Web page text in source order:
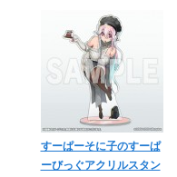
すーぱーそに子のすーぱ
ーびっぐアクリルスタン